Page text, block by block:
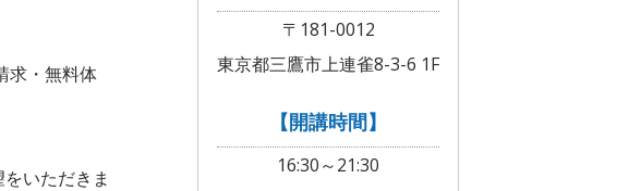
求・無料体
いただきま
〒181-0012
東京都三鷹市上連雀8-3-6 1F
【開講時間】
16:30～21:30